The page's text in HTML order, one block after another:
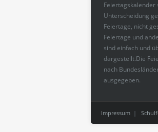
Feiertagskalender
Unterscheidung
Feiertage, nicht
Feiertage und
sind einfach und
dargestellt.Die
nach
ausgegeben.
Impressum |